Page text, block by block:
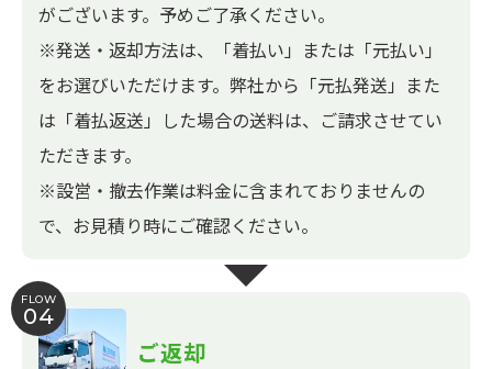
がございます。予めご了承ください。
※発送・返却方法は、「着払い」または「元払い」
をお選びいただけます。弊社から「元払発送」また
は「着払返送」した場合の送料は、ご請求させてい
ただきます。
※設営・撤去作業は料金に含まれておりませんの
で、お見積り時にご確認ください。
FLOW
04
ご返却